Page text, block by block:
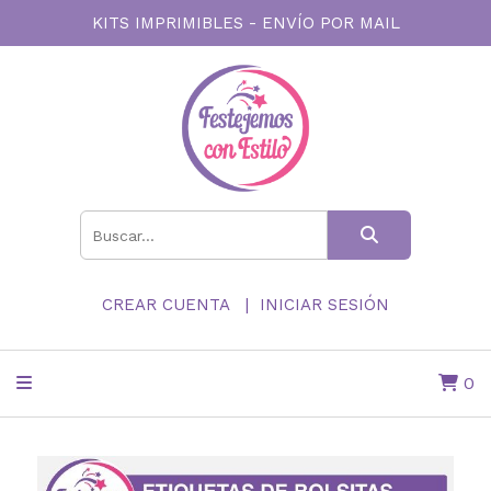
KITS IMPRIMIBLES - ENVÍO POR MAIL
CREAR CUENTA INICIAR SESIÓN
0